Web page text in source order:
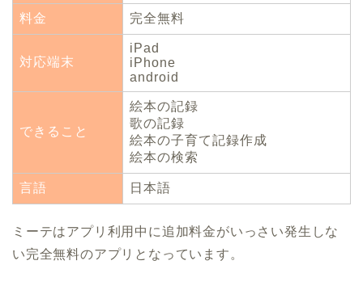
料金 完全無料
対応端末
iPad
iPhone
android
できること
絵本の記録
歌の記録
絵本の子育て記録作成
絵本の検索
言語 日本語
ミーテはアプリ利用中に追加料金がいっさい発生しな
い完全無料のアプリとなっています。